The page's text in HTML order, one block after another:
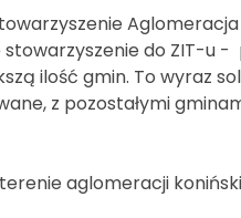
do ZIT-u -
ilość gmin. To wyraz
z pozostałymi
aglomeracji